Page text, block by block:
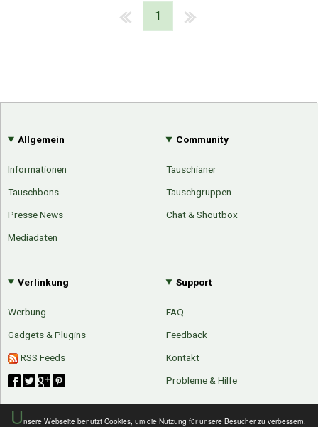
Unsere Webseite benutzt Cookies, um die Nutzung für unsere Besucher zu verbessern.
1
Allgemein
Informationen
Tauschbons
Presse News
Mediadaten
Community
Tauschianer
Tauschgruppen
Chat & Shoutbox
Verlinkung
Werbung
Gadgets & Plugins
RSS Feeds
Support
FAQ
Feedback
Kontakt
Probleme & Hilfe